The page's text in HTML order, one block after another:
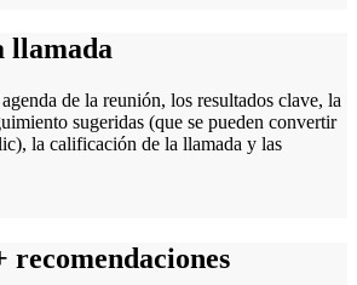
llamada
de la reunión, los resultados clave, la
sugeridas (que se pueden convertir
la calificación de la llamada y las
recomendaciones